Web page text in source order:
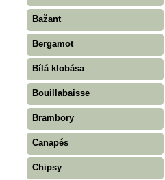
Bažant
Bergamot
Bílá klobása
Bouillabaisse
Brambory
Canapés
Chipsy